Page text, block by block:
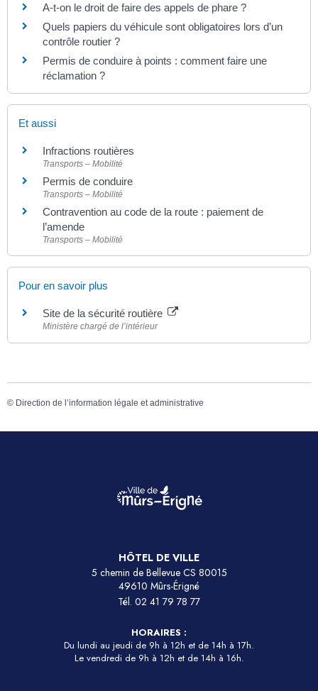
A-t-on le droit de faire des appels de phare ?
Quels papiers du véhicule sont obligatoires lors d’un
contrôle routier ?
Permis de conduire à points : comment faire une
réclamation ?
Et aussi
Infractions routières
Transports – Mobilité
Permis de conduire
Transports – Mobilité
Contravention au code de la route : paiement de
l’amende
Transports – Mobilité
Pour en savoir plus
Site de la sécurité routière
Ministère chargé de l’intérieur
© Direction de l’information légale et administrative
HÔTEL DE VILLE
5 chemin de Bellevue CS 80015
49610 Mûrs-Érigné
Tél. 02 41 79 78 77
HORAIRES :
Du lundi au jeudi de 9h à 12h et de 14h à 17h.
Le vendredi de 9h à 12h et de 14h à 16h.